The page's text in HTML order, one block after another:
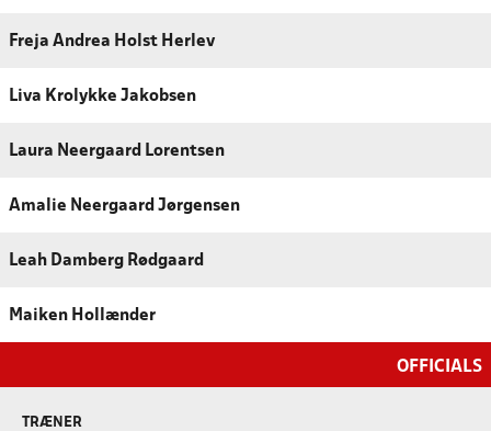
Freja Andrea Holst Herlev
Liva Krolykke Jakobsen
Laura Neergaard Lorentsen
Amalie Neergaard Jørgensen
Leah Damberg Rødgaard
Maiken Hollænder
OFFICIALS
TRÆNER